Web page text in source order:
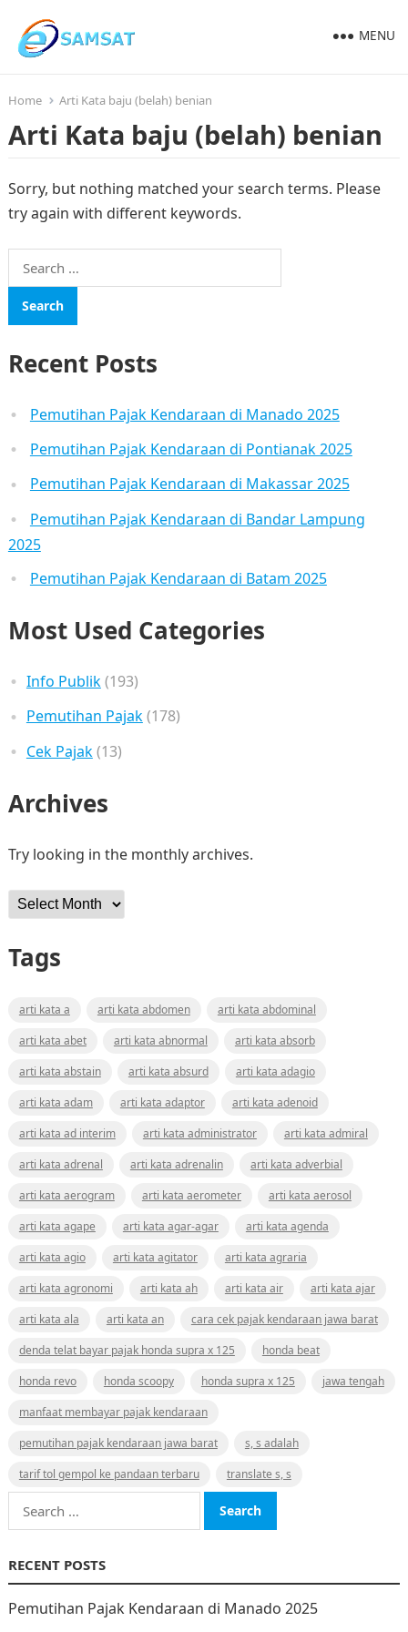
MENU
Home Arti Kata baju (belah) benian
Arti Kata baju (belah) benian
Sorry, but nothing matched your search terms. Please
try again with different keywords.
Search
for:
Recent Posts
Pemutihan Pajak Kendaraan di Manado 2025
Pemutihan Pajak Kendaraan di Pontianak 2025
Pemutihan Pajak Kendaraan di Makassar 2025
Pemutihan Pajak Kendaraan di Bandar Lampung
2025
Pemutihan Pajak Kendaraan di Batam 2025
Most Used Categories
Info Publik(193)
Pemutihan Pajak(178)
Cek Pajak(13)
Archives
Try looking in the monthly archives.
Archives
Tags
arti kata a arti kata abdomen
arti kata abdominal
arti kata abet
arti kata abnormal
arti kata absorb
arti kata abstain
arti kata absurd
arti kata adagio
arti kata adam
arti kata adaptor
arti kata adenoid
arti kata ad interim
arti kata administrator
arti kata admiral
arti kata adrenal
arti kata adrenalin
arti kata adverbial
arti kata aerogram
arti kata aerometer
arti kata aerosol
arti kata agape
arti kata agar-agar
arti kata agenda
arti kata agio
arti kata agitator
arti kata agraria
arti kata agronomi
arti kata ah arti kata air
arti kata ajar
arti kata ala
arti kata an
cara cek pajak kendaraan jawa barat
denda telat bayar pajak honda supra x 125
honda beat
honda revo
honda scoopy honda supra x 125
jawa tengah
manfaat membayar pajak kendaraan
pemutihan pajak kendaraan jawa barat
s, s adalah
tarif tol gempol ke pandaan terbaru
translate s, s
Search
for:
RECENT POSTS
Pemutihan Pajak Kendaraan di Manado 2025